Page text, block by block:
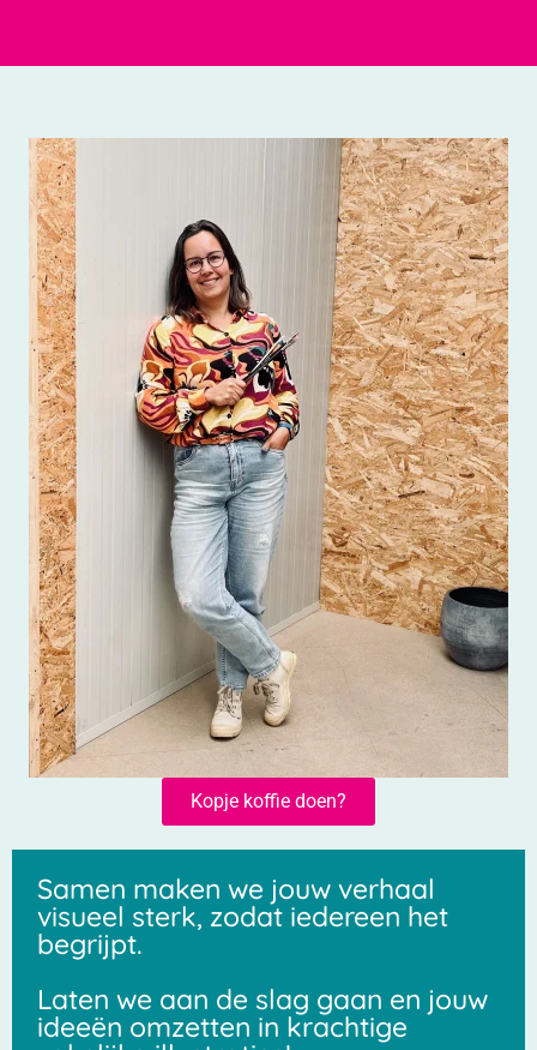
Kopje koffie doen?
Samen maken we jouw verhaal
visueel sterk, zodat iedereen het
begrijpt.
Laten we aan de slag gaan en jouw
ideeën omzetten in krachtige